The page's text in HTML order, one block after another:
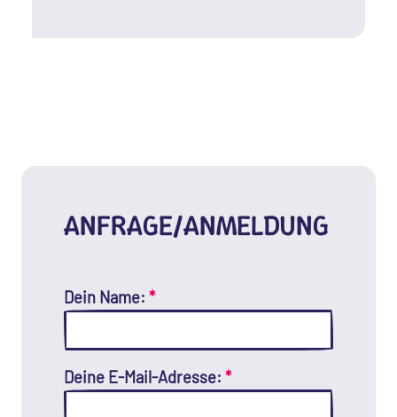
ANFRAGE/ANMELDUNG
Dein Name: *
Deine E-Mail-Adresse: *